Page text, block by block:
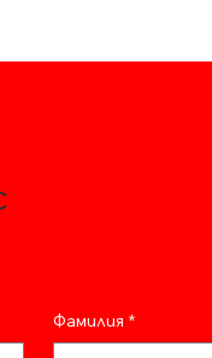
Фамилия *